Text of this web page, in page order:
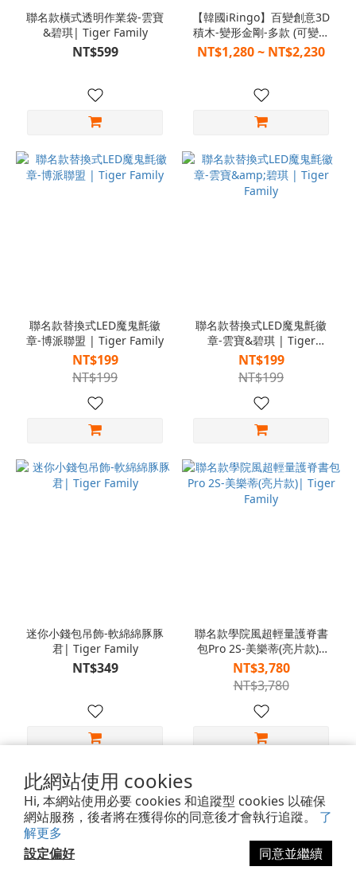
此網站使用 cookies
Hi, 本網站使用必要 cookies 和追蹤型 cookies 以確保
網站服務，後者將在獲得你的同意後才會執行追蹤。 了
解更多
設定偏好
同意並繼續
聯名款橫式透明作業袋-雲寶
&碧琪| Tiger Family
NT$599
【韓國iRingo】百變創意3D
積木-變形金剛-多款 (可變形
&可旋轉) | Tiger嚴選
NT$1,280 ~ NT$2,230
聯名款替換式LED魔鬼氈徽
章-博派聯盟 | Tiger Family
NT$199
NT$199
聯名款替換式LED魔鬼氈徽
章-雲寶&碧琪 | Tiger
Family
NT$199
NT$199
迷你小錢包吊飾-軟綿綿豚豚
君| Tiger Family
NT$349
聯名款學院風超輕量護脊書
包Pro 2S-美樂蒂(亮片款)|
Tiger Family
NT$3,780
NT$3,780
1 2